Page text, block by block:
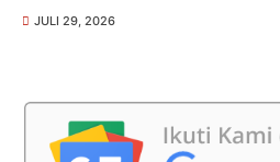
JULI 29, 2026